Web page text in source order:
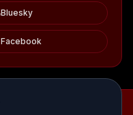
Bluesky
Facebook